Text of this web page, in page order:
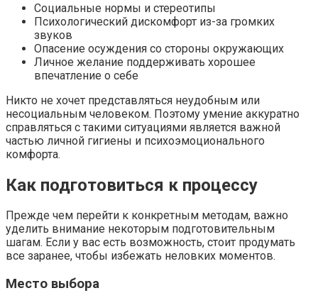
Социальные нормы и стереотипы
Психологический дискомфорт из-за громких
звуков
Опасение осуждения со стороны окружающих
Личное желание поддерживать хорошее
впечатление о себе
Никто не хочет представляться неудобным или
несоциальным человеком. Поэтому умение аккуратно
справляться с такими ситуациями является важной
частью личной гигиены и психоэмоционального
комфорта.
Как подготовиться к процессу
Прежде чем перейти к конкретным методам, важно
уделить внимание некоторым подготовительным
шагам. Если у вас есть возможность, стоит продумать
все заранее, чтобы избежать неловких моментов.
Место выбора